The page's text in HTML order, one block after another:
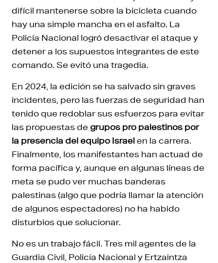
difícil mantenerse sobre la bicicleta cuando
hay una simple mancha en el asfalto. La
Policía Nacional logró desactivar el ataque y
detener a los supuestos integrantes de este
comando. Se evitó una tragedia.
En 2024, la edición se ha salvado sin graves
incidentes, pero las fuerzas de seguridad han
tenido que redoblar sus esfuerzos para evitar
las propuestas de grupos pro palestinos por
la presencia del equipo Israelen la carrera.
Finalmente, los manifestantes han actuad de
forma pacífica y, aunque en algunas líneas de
meta se pudo ver muchas banderas
palestinas (algo que podría llamar la atención
de algunos espectadores) no ha habido
disturbios que solucionar.
No es un trabajo fácil. Tres mil agentes de la
Guardia Civil, Policía Nacional y Ertzaintza